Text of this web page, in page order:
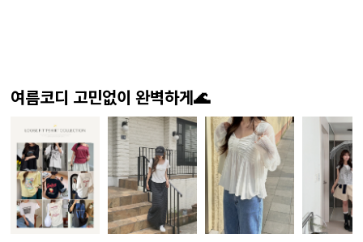
여름코디 고민없이 완벽하게🌊